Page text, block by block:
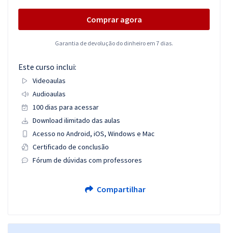
Comprar agora
Garantia de devolução do dinheiro em 7 dias.
Este curso inclui:
Videoaulas
Audioaulas
100 dias para acessar
Download ilimitado das aulas
Acesso no Android, iOS, Windows e Mac
Certificado de conclusão
Fórum de dúvidas com professores
Compartilhar